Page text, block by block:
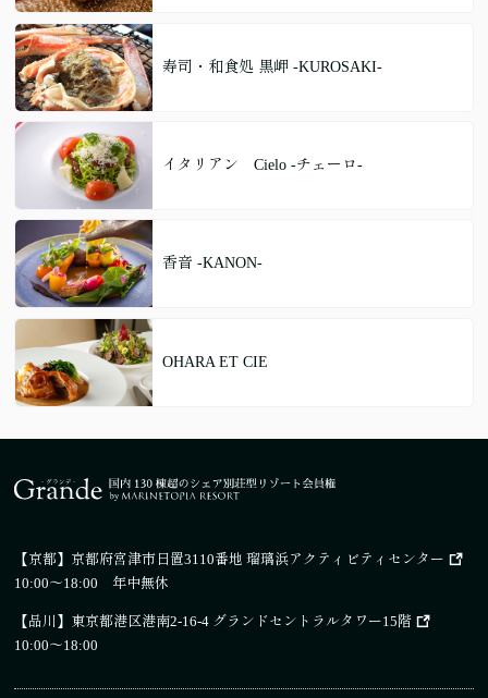
寿司・和食処 黒岬 -KUROSAKI-
イタリアン Cielo -チェーロ-
香音 -KANON-
OHARA ET CIE
【京都】 京都府宮津市日置3110番地 瑠璃浜アクティビティセンター
10:00～18:00 年中無休
【品川】 東京都港区港南2-16-4 グランドセントラルタワー15階
10:00～18:00